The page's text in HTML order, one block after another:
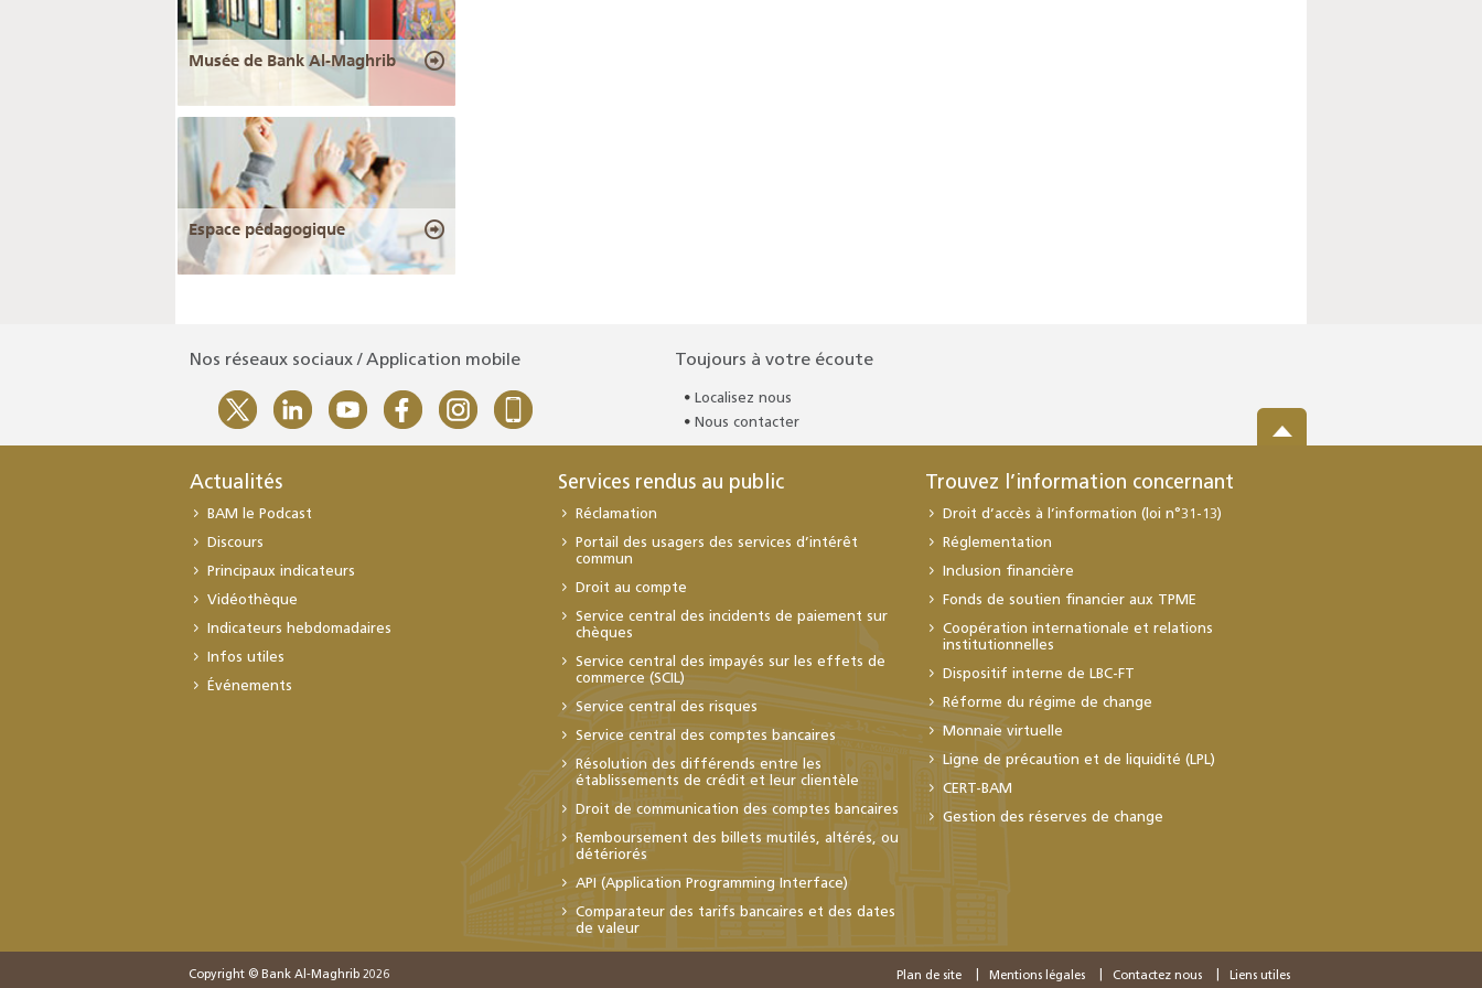
Musée de Bank Al-Maghrib
Espace pédagogique
Nos réseaux sociaux / Application mobile Toujours à votre écoute
Localisez nous
Nous contacter
Actualités
BAM le Podcast
Discours
Principaux indicateurs
Vidéothèque
Indicateurs hebdomadaires
Infos utiles
Événements
Services rendus au public
Réclamation
Portail des usagers des services d’intérêt
commun
Droit au compte
Service central des incidents de paiement sur
chèques
Service central des impayés sur les effets de
commerce (SCIL)
Service central des risques
Service central des comptes bancaires
Résolution des différends entre les
établissements de crédit et leur clientèle
Droit de communication des comptes bancaires
Remboursement des billets mutilés, altérés, ou
détériorés
API (Application Programming Interface)
Comparateur des tarifs bancaires et des dates
de valeur
Trouvez l’information concernant
Droit d’accès à l’information (loi n°31-13)
Réglementation
Inclusion financière
Fonds de soutien financier aux TPME
Coopération internationale et relations
institutionnelles
Dispositif interne de LBC-FT
Réforme du régime de change
Monnaie virtuelle
Ligne de précaution et de liquidité (LPL)
CERT-BAM
Gestion des réserves de change
Copyright © Bank Al-Maghrib 2026 Plan de site Mentions légales Contactez nous Liens utiles